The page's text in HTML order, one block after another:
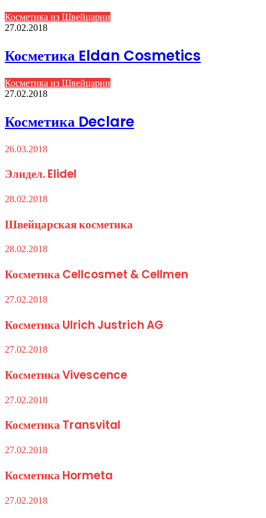
Косметика из Швейцарии
27.02.2018
Косметика Eldan Cosmetics
Косметика из Швейцарии
27.02.2018
Косметика Declare
26.03.2018
Элидел. Elidel
28.02.2018
Швейцарская косметика
28.02.2018
Косметика Cellcosmet & Cellmen
27.02.2018
Косметика Ulrich Justrich AG
27.02.2018
Косметика Vivescence
27.02.2018
Косметика Transvital
27.02.2018
Косметика Hormeta
27.02.2018